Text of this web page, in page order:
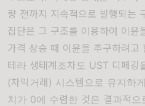
량 전까지 지속적으로 발행되는
집단은 그 구조를 이용하여 이윤
가격 상승 때 이윤을 추구하려고
테라 생태계조차도 UST 디페
(차익거래) 시스템으로 유지하
치가 0에 수렴한 것은 결과적